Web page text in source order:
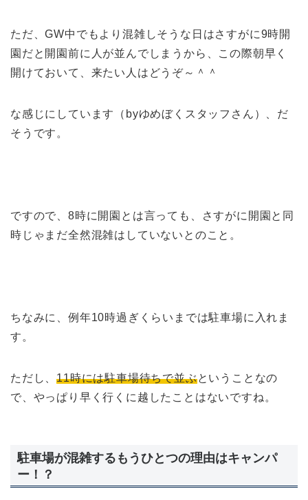
ただ、GW中でもより混雑しそうな日はさすがに9時開
園だと開園前に人が並んでしまうから、この際朝早く
開けておいて、来たい人はどうぞ～＾＾
な感じにしています（byゆめぼくスタッフさん）、だ
そうです。
ですので、8時に開園とは言っても、さすがに開園と同
時じゃまだ全然混雑はしていないとのこと。
ちなみに、例年10時過ぎくらいまでは駐車場に入れま
す。
ただし、11時には駐車場待ちで並ぶということなの
で、やっぱり早く行くに越したことはないですね。
駐車場が混雑するもうひとつの理由はキャンパ
ー！？